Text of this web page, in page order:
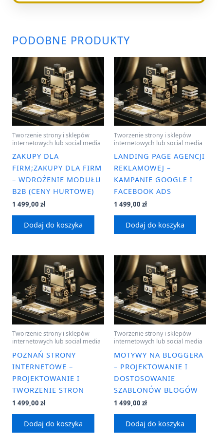
PODOBNE PRODUKTY
Tworzenie strony i sklepów
internetowych lub social media
ZAKUPY DLA
FIRM;ZAKUPY DLA FIRM
– WDROŻENIE MODUŁU
B2B (CENY HURTOWE)
1 499,00 zł
Dodaj do koszyka
Tworzenie strony i sklepów
internetowych lub social media
LANDING PAGE AGENCJI
REKLAMOWEJ –
KAMPANIE GOOGLE I
FACEBOOK ADS
1 499,00 zł
Dodaj do koszyka
Tworzenie strony i sklepów
internetowych lub social media
POZNAŃ STRONY
INTERNETOWE –
PROJEKTOWANIE I
TWORZENIE STRON
1 499,00 zł
Dodaj do koszyka
Tworzenie strony i sklepów
internetowych lub social media
MOTYWY NA BLOGGERA
– PROJEKTOWANIE I
DOSTOSOWANIE
SZABLONÓW BLOGÓW
1 499,00 zł
Dodaj do koszyka